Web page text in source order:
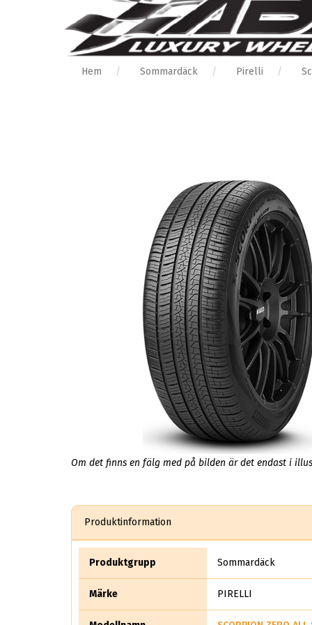
Hem Sommardäck Pirelli
Om det finns en fälg med på bilden är det endast i
Produktinformation
Produktgrupp Sommardäck
Märke PIRELLI